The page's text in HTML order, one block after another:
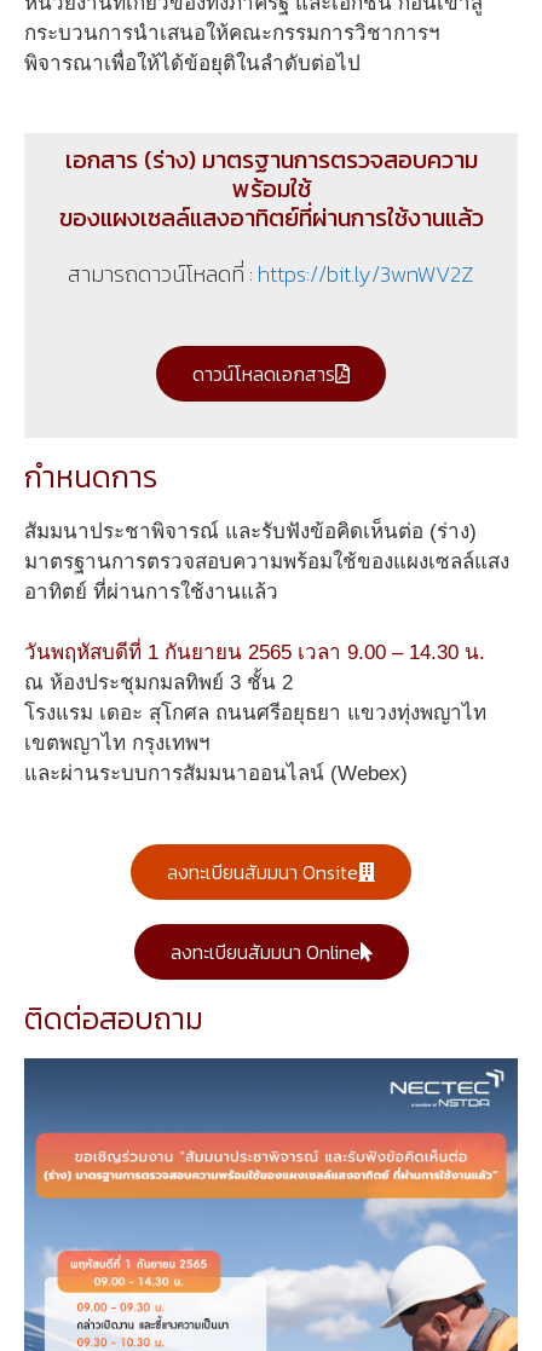
กระบวนการนำเสนอให้คณะกรรมการวิชาการฯ
พิจารณาเพื่อให้ได้ข้อยุติในลำดับต่อไป
เอกสาร (ร่าง) มาตรฐานการตรวจสอบความ
พร้อมใช้
ของแผงเซลล์แสงอาทิตย์ที่ผ่านการใช้งานแล้ว
สามารถดาวน์โหลดที่ : https://bit.ly/3wnWV2Z
ดาวน์โหลดเอกสาร
กำหนดการ
สัมมนาประชาพิจารณ์ และรับฟังข้อคิดเห็นต่อ (ร่าง)
มาตรฐานการตรวจสอบความพร้อมใช้ของแผงเซลล์แสง
อาทิตย์ ที่ผ่านการใช้งานแล้ว
วันพฤหัสบดีที่ 1 กันยายน 2565 เวลา 9.00 – 14.30 น.
ณ ห้องประชุมกมลทิพย์ 3 ชั้น 2
โรงแรม เดอะ สุโกศล ถนนศรีอยุธยา แขวงทุ่งพญาไท
เขตพญาไท กรุงเทพฯ
และผ่านระบบการสัมมนาออนไลน์ (Webex)
ลงทะเบียนสัมมนา Onsite
ลงทะเบียนสัมมนา Online
ติดต่อสอบถาม